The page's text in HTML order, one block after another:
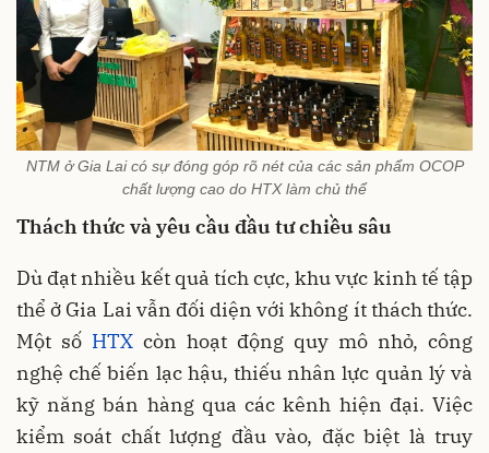
NTM ở Gia Lai có sự đóng góp rõ nét của các sản phẩm OCOP
chất lượng cao do HTX làm chủ thể
Thách thức và yêu cầu đầu tư chiều sâu
Dù đạt nhiều kết quả tích cực, khu vực kinh tế tập
thể ở Gia Lai vẫn đối diện với không ít thách thức.
Một số HTX còn hoạt động quy mô nhỏ, công
nghệ chế biến lạc hậu, thiếu nhân lực quản lý và
kỹ năng bán hàng qua các kênh hiện đại. Việc
kiểm soát chất lượng đầu vào, đặc biệt là truy